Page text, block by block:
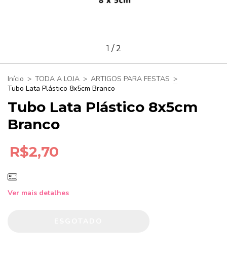
1 /2
Início > TODA A LOJA > ARTIGOS PARA FESTAS >
Tubo Lata Plástico 8x5cm Branco
Tubo Lata Plástico 8x5cm
Branco
R$2,70
Ver mais detalhes